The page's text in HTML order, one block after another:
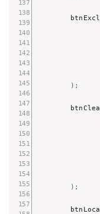
) ;
) ;